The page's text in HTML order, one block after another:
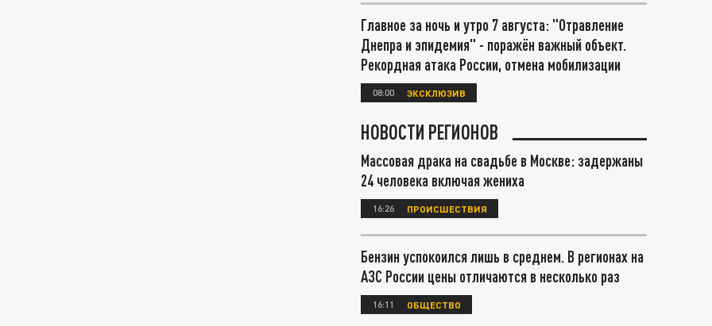
Главное за ночь и утро 7 августа: "Отравление
Днепра и эпидемия" - поражён важный объект.
Рекордная атака России, отмена мобилизации
08:00 ЭКСКЛЮЗИВ
НОВОСТИ РЕГИОНОВ
Массовая драка на свадьбе в Москве: задержаны
24 человека включая жениха
16:26 ПРОИСШЕСТВИЯ
Бензин успокоился лишь в среднем. В регионах на
АЗС России цены отличаются в несколько раз
16:11 ОБЩЕСТВО